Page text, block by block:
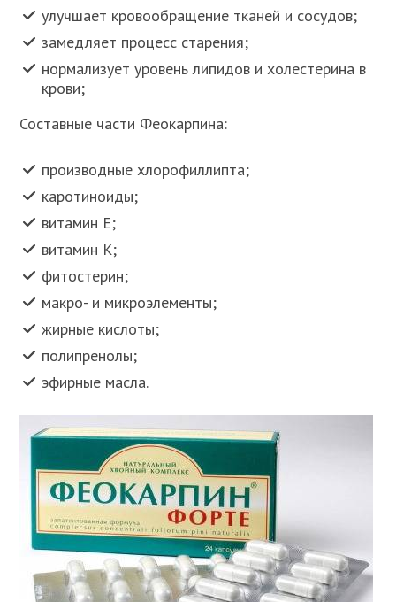
улучшает кровообращение тканей и сосудов;
замедляет процесс старения;
нормализует уровень липидов и холестерина в
крови;
Составные части Феокарпина:
производные хлорофиллипта;
каротиноиды;
витамин Е;
витамин К;
фитостерин;
макро- и микроэлементы;
жирные кислоты;
полипренолы;
эфирные масла.